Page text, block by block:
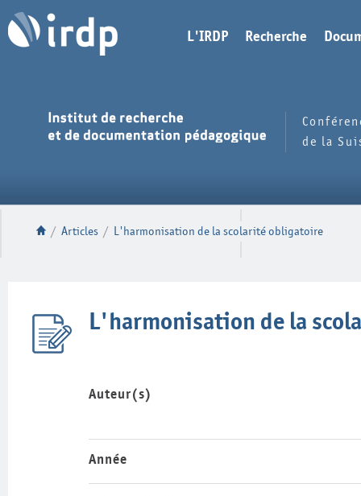
L'IRDP Recherche
de la
/ Articles / L'harmonisation de la scolarité obligatoire
L'harmonisation de la
Auteur(s)
Année